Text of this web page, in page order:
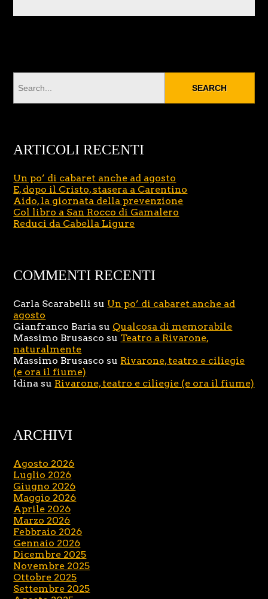
ARTICOLI RECENTI
Un po’ di cabaret anche ad agosto
E, dopo il Cristo, stasera a Carentino
Aido, la giornata della prevenzione
Col libro a San Rocco di Gamalero
Reduci da Cabella Ligure
COMMENTI RECENTI
Carla Scarabelli su Un po’ di cabaret anche ad
agosto
Gianfranco Baria su Qualcosa di memorabile
Massimo Brusasco su Teatro a Rivarone,
naturalmente
Massimo Brusasco su Rivarone, teatro e ciliegie
(e ora il fiume)
Idina su Rivarone, teatro e ciliegie (e ora il fiume)
ARCHIVI
Agosto 2026
Luglio 2026
Giugno 2026
Maggio 2026
Aprile 2026
Marzo 2026
Febbraio 2026
Gennaio 2026
Dicembre 2025
Novembre 2025
Ottobre 2025
Settembre 2025